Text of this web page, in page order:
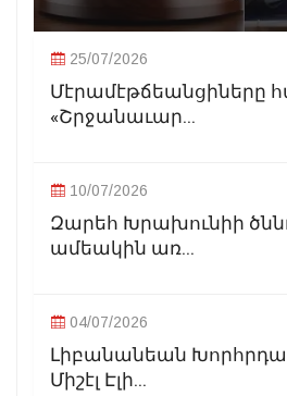
25/07/2026
Մէրամէթճեանցիները
«Շրջանաւար...
10/07/2026
Զարեհ Խրախունիի
ամեակին առ...
04/07/2026
Լիբանանեան
Միշէլ Էլի...